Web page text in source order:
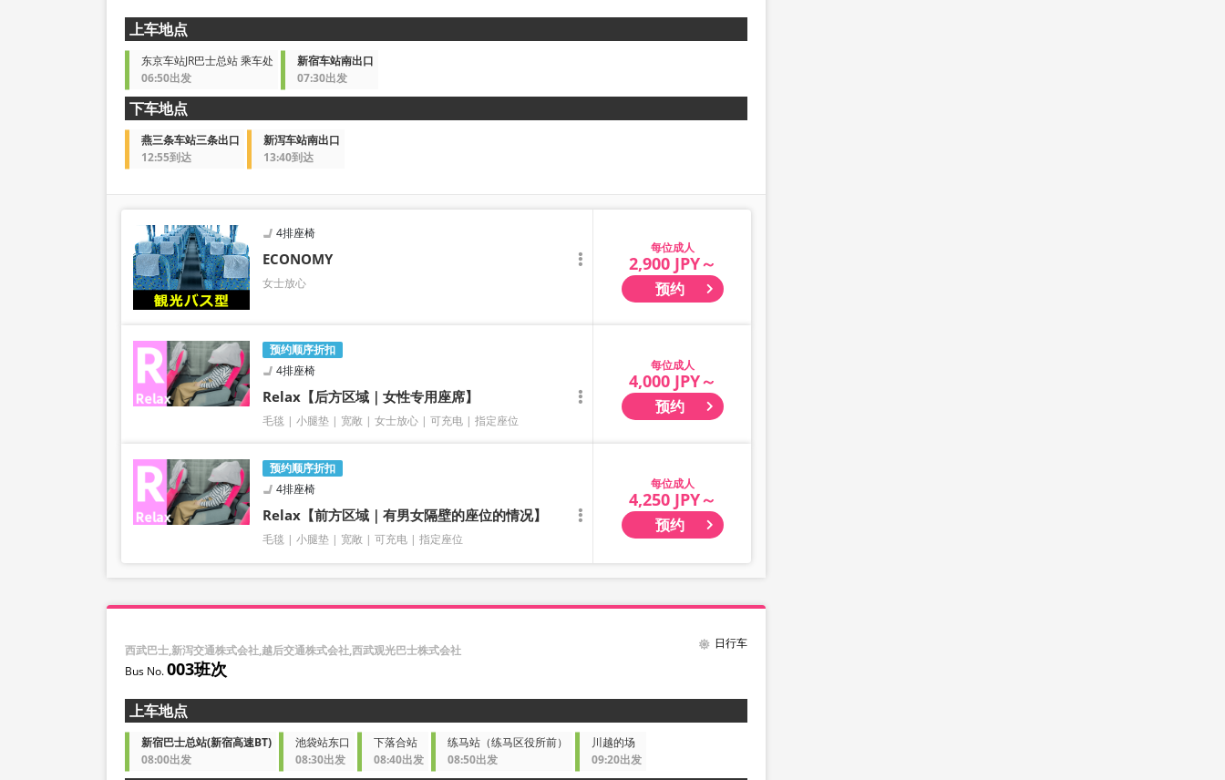
上车地点
东京车站JR巴士总站 乘车处
06:50出发
新宿车站南出口
07:30出发
下车地点
燕三条车站三条出口
12:55到达
新泻车站南出口
13:40到达
4排座椅
ECONOMY
女士放心
成人
2,900 JPY～
预约
预约顺序折扣
4排座椅
Relax【后方区域｜女性专用座席】
毛毯 小腿垫 宽敞 女士放心 可充电 指定座位
成人
4,000 JPY～
预约
预约顺序折扣
4排座椅
Relax【前方区域｜有男女隔壁的座位的情况】
毛毯 小腿垫 宽敞 可充电 指定座位
成人
4,250 JPY～
预约
西武巴士,新泻交通株式会社,越后交通株式会社,西武观光巴士株式会社
003班次
日行车
上车地点
新宿巴士总站(新宿高速BT)
08:00出发
池袋站东口
08:30出发
下落合站
08:40出发
练马站（练马区役所前）
08:50出发
川越的场
09:20出发